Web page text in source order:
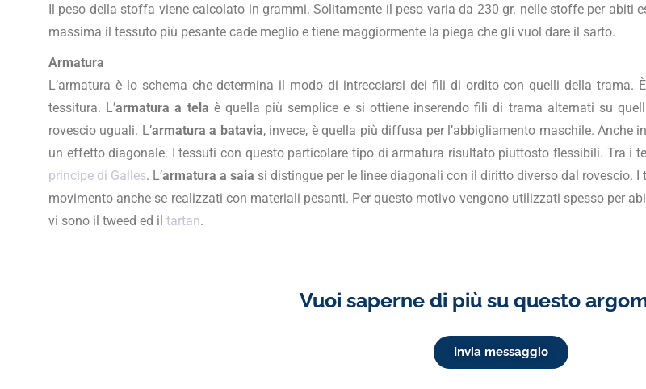
Il peso della stoffa viene calcolato in grammi. Solitamente il peso varia da 230 gr. nelle stoffe per abiti
massima il tessuto più pesante cade meglio e tiene maggiormente la piega che gli vuol dare il sarto.
Armatura
L’armatura è lo schema che determina il modo di intrecciarsi dei fili di ordito con quelli della trama.
tessitura. L’armatura a tela è quella più semplice e si ottiene inserendo fili di trama alternati su
rovescio uguali. L’armatura a batavia, invece, è quella più diffusa per l’abbigliamento maschile.
un effetto diagonale. I tessuti con questo particolare tipo di armatura risultato piuttosto flessibili. Tra i
principe di Galles. L’armatura a saia si distingue per le linee diagonali con il diritto diverso dal rovescio.
movimento anche se realizzati con materiali pesanti. Per questo motivo vengono utilizzati spesso per
vi sono il tweed ed il tartan.
Vuoi saperne di più su questo
Invia messaggio